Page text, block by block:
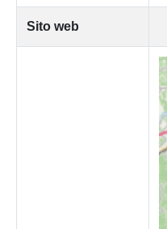
Sito web